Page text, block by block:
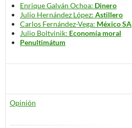
Enrique Galván Ochoa: Dinero
Julio Hernández López: Astillero
Carlos Fernández-Vega: México SA
Julio Boltvinik: Economía moral
Penultimátum
Opinión